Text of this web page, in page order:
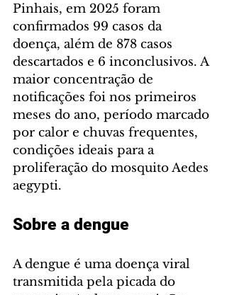
Pinhais, em 2025 foram
confirmados 99 casos da
doença, além de 878 casos
descartados e 6 inconclusivos. A
maior concentração de
notificações foi nos primeiros
meses do ano, período marcado
por calor e chuvas frequentes,
condições ideais para a
proliferação do mosquito Aedes
aegypti.
Sobre a dengue
A dengue é uma doença viral
transmitida pela picada do